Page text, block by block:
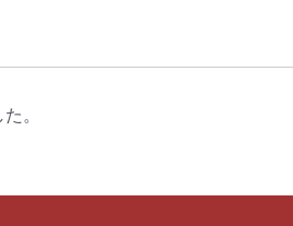
。